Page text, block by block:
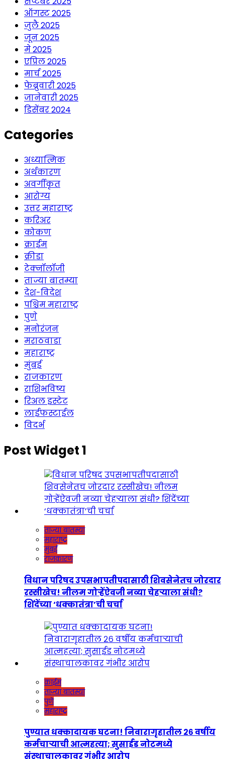
ऑगस्ट 2025
जुलै 2025
जून 2025
मे 2025
एप्रिल 2025
मार्च 2025
फेब्रुवारी 2025
जानेवारी 2025
डिसेंबर 2024
Categories
अध्यात्मिक
अर्थकारण
अवर्गीकृत
आरोग्य
उत्तर महाराष्ट्र
करिअर
कोकण
क्राईम
क्रीडा
टेक्नॉलॉजी
ताज्या बातम्या
देश-विदेश
पश्चिम महाराष्ट्र
पुणे
मनोरंजन
मराठवाडा
महाराष्ट्र
मुंबई
राजकारण
राशिभविष्य
रिअल इस्टेट
लाईफस्टाईल
विदर्भ
Post Widget 1
ताज्या बातम्या
महाराष्ट्र
मुंबई
राजकारण
विधान परिषद उपसभापतीपदासाठी शिवसेनेतच जोरदार
रस्सीखेच! नीलम गोऱ्हेंऐवजी नव्या चेहऱ्याला संधी?
शिंदेंच्या ‘धक्कातंत्रा’ची चर्चा
क्राईम
ताज्या बातम्या
पुणे
महाराष्ट्र
पुण्यात धक्कादायक घटना! निवारागृहातील २६ वर्षीय
कर्मचाऱ्याची आत्महत्या; सुसाईड नोटमध्ये
संस्थाचालकावर गंभीर आरोप